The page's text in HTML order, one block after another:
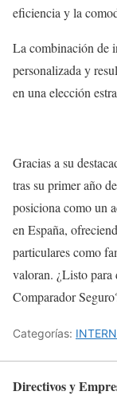
eficiencia y la
La combinación de
personalizada y
en una elección
Gracias a su
tras su primer año
posiciona como un
en España,
particulares como
valoran. ¿Listo
Comparador
Categorías:
Directivos y